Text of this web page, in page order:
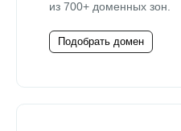
из 700+ доменных зон.
Подобрать домен